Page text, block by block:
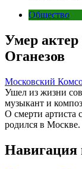
Общество
Умер
Оганезов
Московский
Ушел из жизни
музыкант и
О смерти артиста
родился в Москве.
Навигация